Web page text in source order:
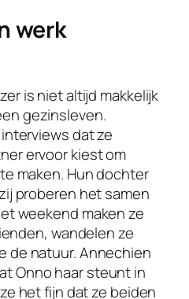
werk
is niet altijd makkelijk
gezinsleven.
dat ze
ervoor kiest om
maken. Hun dochter
proberen het samen
weekend maken ze
wandelen ze
de natuur. Annechien
Onno haar steunt in
het fijn dat ze beiden